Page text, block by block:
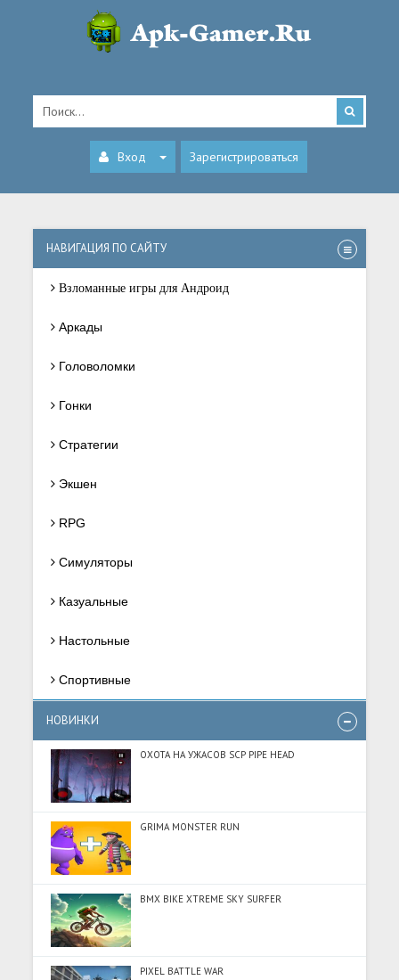
Вход Зарегистрироваться
НАВИГАЦИЯ ПО САЙТУ
Взломанные игры для Андроид
Аркады
Головоломки
Гонки
Стратегии
Экшен
RPG
Симуляторы
Казуальные
Настольные
Спортивные
НОВИНКИ
ОХОТА НА УЖАСОВ SCP PIPE HEAD
GRIMA MONSTER RUN
BMX BIKE XTREME SKY SURFER
PIXEL BATTLE WAR